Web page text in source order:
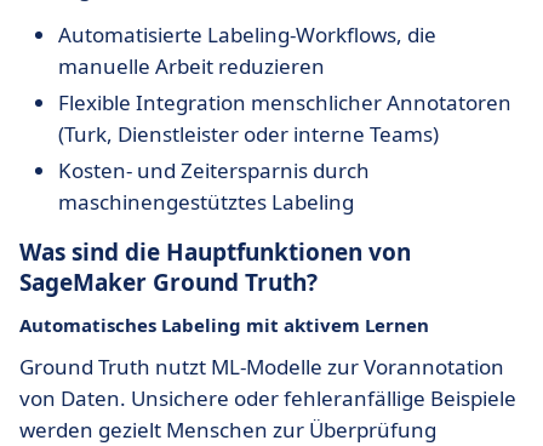
Automatisierte Labeling-Workflows, die
manuelle Arbeit reduzieren
Flexible Integration menschlicher Annotatoren
(Turk, Dienstleister oder interne Teams)
Kosten- und Zeitersparnis durch
maschinengestütztes Labeling
Was sind die Hauptfunktionen von
SageMaker Ground Truth?
Automatisches Labeling mit aktivem Lernen
Ground Truth nutzt ML-Modelle zur Vorannotation
von Daten. Unsichere oder fehleranfällige Beispiele
werden gezielt Menschen zur Überprüfung